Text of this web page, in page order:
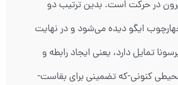
در حرکت است. بدین ترتیب دو
ایگو دیده می‌شود و در نهایت
تمایل دارد، یعنی ایجاد رابطه و
کنونی-که تضمینی برای بقاست-